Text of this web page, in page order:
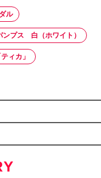
ル
ンプス 白（ホワイト）
ィカ」